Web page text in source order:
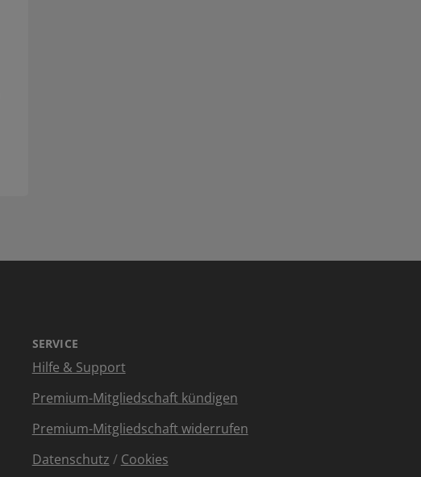
SERVICE
Hilfe & Support
Premium-Mitgliedschaft kündigen
Premium-Mitgliedschaft widerrufen
Datenschutz / Cookies